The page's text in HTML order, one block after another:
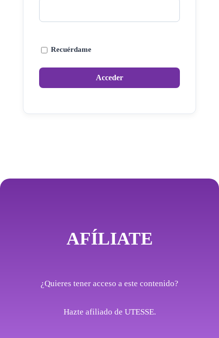
Recuérdame
AFÍLIATE
¿Quieres tener acceso a este contenido?
Hazte afiliado de UTESSE.